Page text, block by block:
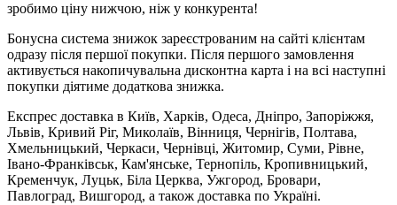
зробимо ціну нижчою, ніж у конкурента!
Бонусна система знижок зареєстрованим на сайті клієнтам
одразу після першої покупки. Після першого замовлення
активується накопичувальна дисконтна карта і на всі наступні
покупки діятиме додаткова знижка.
Експрес доставка в Київ, Харків, Одеса, Дніпро, Запоріжжя,
Львів, Кривий Ріг, Миколаїв, Вінниця, Чернігів, Полтава,
Хмельницький, Черкаси, Чернівці, Житомир, Суми, Рівне,
Івано-Франківськ, Кам'янське, Тернопіль, Кропивницький,
Кременчук, Луцьк, Біла Церква, Ужгород, Бровари,
Павлоград, Вишгород, а також доставка по Україні.